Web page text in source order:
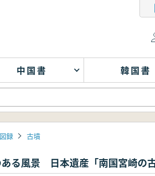
中国書 韓国書
図録 古墳
る風景 日本遺産「南国宮崎の